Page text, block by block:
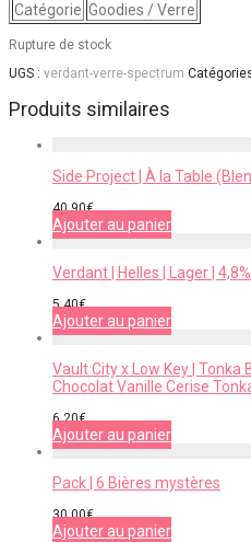
Catégorie Goodies / Verre
Rupture de stock
UGS : verdant-verre-spectrum
Produits similaires
Side Project | À la Table
40,90€
Ajouter au panier
Verdant | Helles | Lager | 4,8%
5,40€
Ajouter au panier
Vault City x Low Key | Tonka
Chocolat Vanille Cerise
6,20€
Ajouter au panier
Pack | 6 Bières mystères
30,00€
Ajouter au panier